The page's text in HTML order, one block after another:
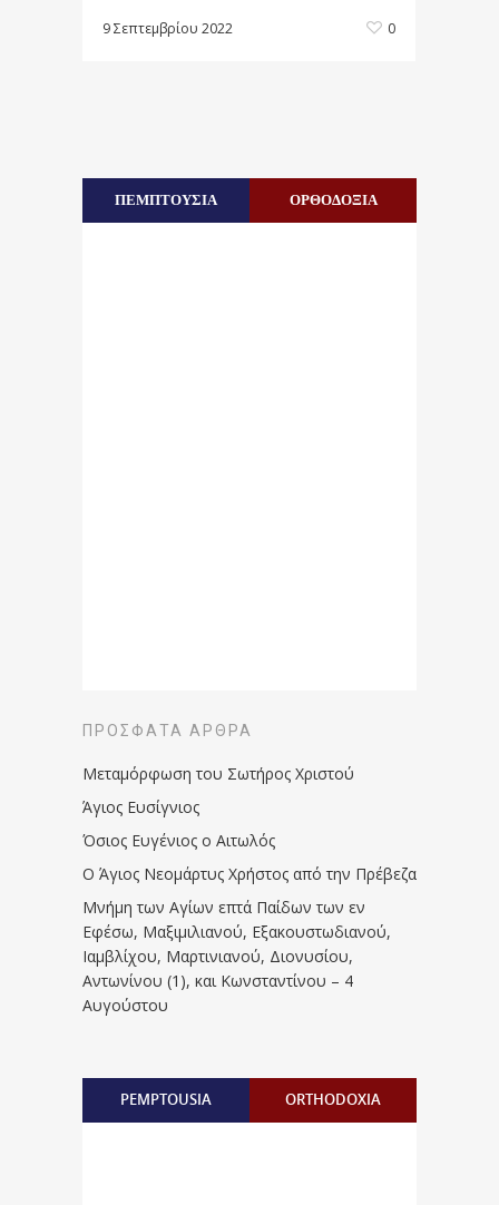
9 Σεπτεμβρίου 2022 0
ΠΕΜΠΤΟΥΣΙΑ ΟΡΘΟΔΟΞΙΑ
ΠΡΌΣΦΑΤΑ ΆΡΘΡΑ
Μεταμόρφωση του Σωτήρος Χριστού
Άγιος Ευσίγνιος
Όσιος Ευγένιος ο Αιτωλός
Ο Άγιος Νεομάρτυς Χρήστος από την Πρέβεζα
Μνήμη των Aγίων επτά Παίδων των εν
Eφέσω, Mαξιμιλιανού, Eξακουστωδιανού,
Iαμβλίχου, Mαρτινιανού, Διονυσίου,
Aντωνίνου (1), και Kωνσταντίνου – 4
Αυγούστου
PEMPTOUSIA ORTHODOXIA